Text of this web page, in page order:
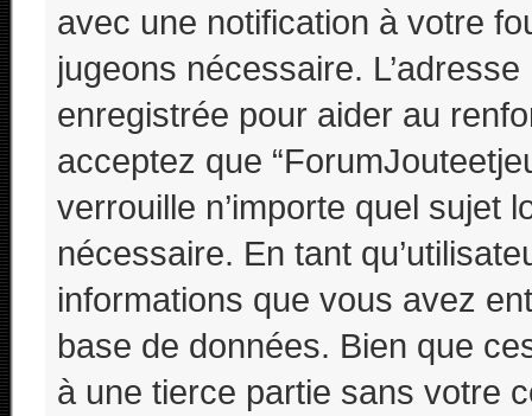
avec une notification à votre
jugeons nécessaire.
enregistrée pour aider au
acceptez que
verrouille n’importe quel sujet
nécessaire. En tant
informations que vous avez
base de données. Bien que
à une tierce partie sans votre